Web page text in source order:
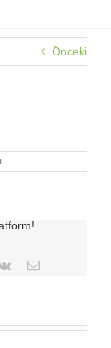
Önceki
Vk
E-